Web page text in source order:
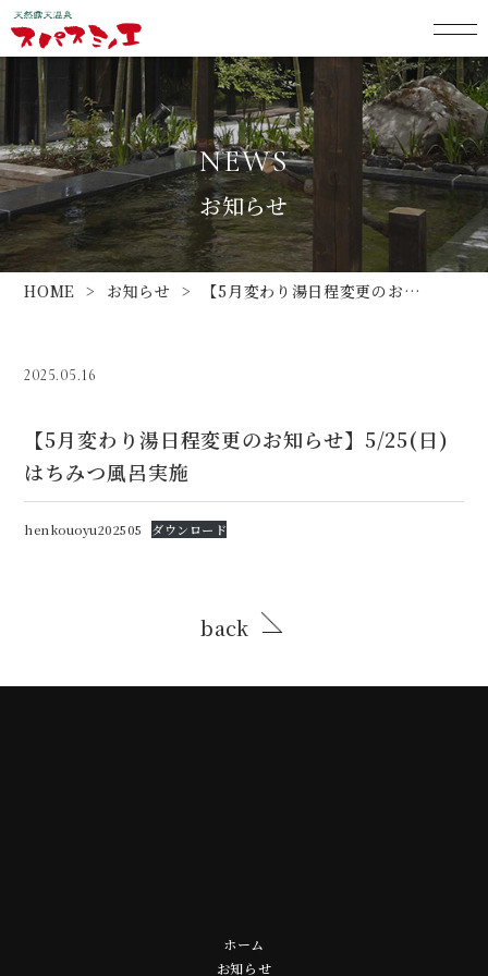
NEWS
お知らせ
HOME お知らせ 【5月変わり湯日程変更のお知らせ】5/25(日)はちみつ風呂実施
2025.05.16
【5月変わり湯日程変更のお知らせ】5/25(日)
はちみつ風呂実施
henkouoyu202505 ダウンロード
back
ホーム
お知らせ